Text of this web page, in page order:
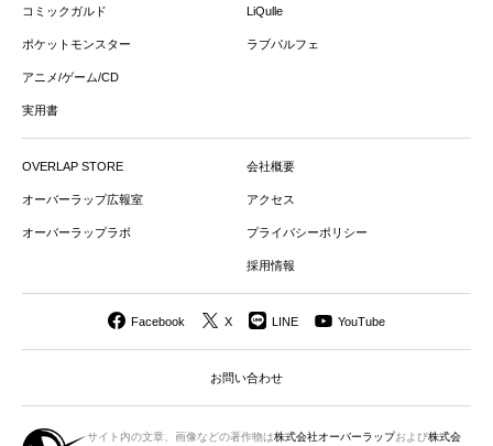
コミックガルド
ポケットモンスター
アニメ/ゲーム/CD
実用書
LiQulle
ラブパルフェ
OVERLAP STORE
オーバーラップ広報室
オーバーラップラボ
会社概要
アクセス
プライバシーポリシー
採用情報
Facebook X LINE YouTube
お問い合わせ
サイト内の文章、画像などの著作物は株式会社オーバーラップおよび株式会